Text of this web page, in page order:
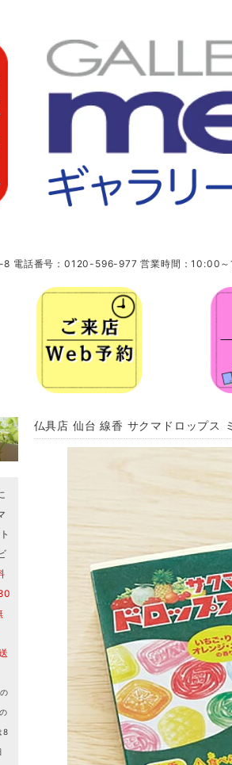
8 電話番号：0120-596-977 営業時間：10:00
8
仏具店 仙台 線香 サクマドロップス